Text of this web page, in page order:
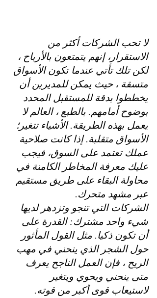
لا تحب الشركات أكثر من
الاستقرار، إنهم يتمتعون بالأرباح ،
لكن تلك تأتي عندما تكون الأسواق
متسقة ، حيث يمكن للمديرين أن
يخططوا بدقة للمستقبل المحدد
بوضوح أمامهم. بالطبع ، العالم لا
يعمل بهذه الطريقة. الأشياء تتغير؛
الأسواق متقلبة. إذا كانت صلاحية
عملك تعتمد على السوق، فيجب
عليك معرفة المخاطر الكامنة في
محاولة البقاء على طريق مستقيم
عبر مشهد متحرك.
الشركات التي تنجو وتزدهر لديها
شيء واحد مشترك: القدرة على
أن تكون ذكيا. مثل القول المأثور
حول الشجر الذي ينحني في مهب
الريح ، فإن العمل الناجح يعرف
متى ينحني ويحوي ويتغير
لاستيعاب قوى أكبر من قوته.